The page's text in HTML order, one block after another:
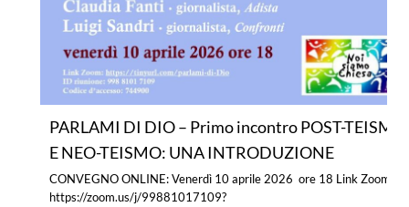
PARLAMI DI DIO – Primo incontro POST-TEISMO
E NEO-TEISMO: UNA INTRODUZIONE
CONVEGNO ONLINE: Venerdì 10 aprile 2026 ore 18 Link Zoom:
https://zoom.us/j/99881017109?